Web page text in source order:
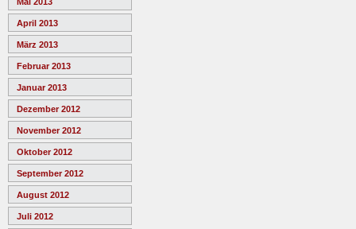
Mai 2013
April 2013
März 2013
Februar 2013
Januar 2013
Dezember 2012
November 2012
Oktober 2012
September 2012
August 2012
Juli 2012